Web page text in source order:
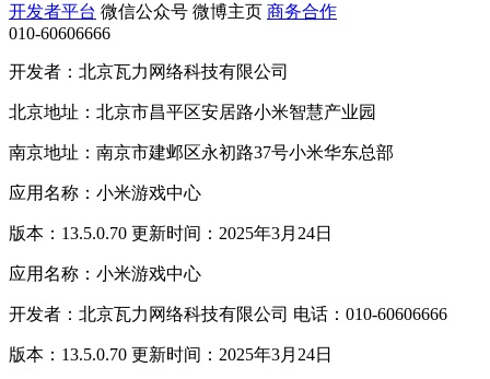
开发者平台 微信公众号 微博主页 商务合作
010-60606666
开发者：北京瓦力网络科技有限公司
北京地址：北京市昌平区安居路小米智慧产业园
南京地址：南京市建邺区永初路37号小米华东总部
应用名称：小米游戏中心
版本：13.5.0.70 更新时间：2025年3月24日
应用名称：小米游戏中心
开发者：北京瓦力网络科技有限公司 电话：010-60606666
版本：13.5.0.70 更新时间：2025年3月24日